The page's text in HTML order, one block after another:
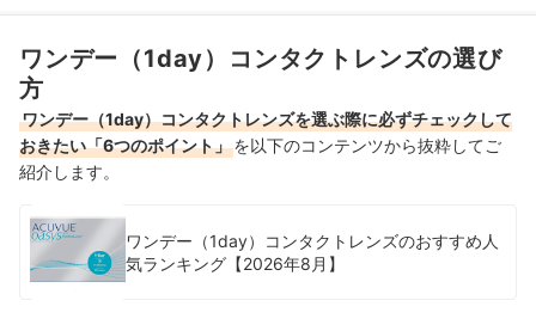
6
人気のメーカー・ブランド別に、代表的なレンズの特徴を確認
しよう
デイリーズワンデーコンタクトレンズ全8商品おすすめ人気ランキング
デイリーズワンデーコンタクトレンズの売れ筋ランキングもチェック！
ワンデー（1day）コンタクトレンズの選び
方
ワンデー（1day）コンタクトレンズを選ぶ際に必ずチェックして
おきたい「6つのポイント」を以下のコンテンツから抜粋してご
紹介します。
ワンデー（1day）コンタクトレンズのおすすめ人
気ランキング【2026年8月】